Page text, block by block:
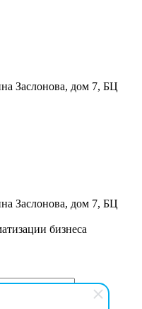
Заслонова, дом 7, БЦ
Заслонова, дом 7, БЦ
бизнеса